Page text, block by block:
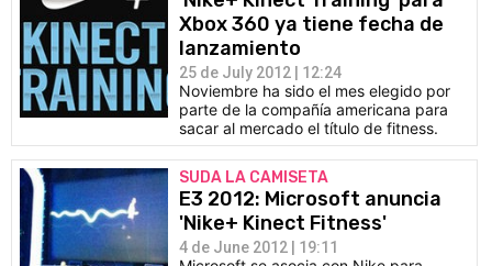
Xbox 360 ya tiene fecha de
lanzamiento
25 de July 2012 | 12:24
Noviembre ha sido el mes elegido por
parte de la compañía americana para
sacar al mercado el título de fitness.
SUDA LA CAMISETA
E3 2012: Microsoft anuncia
'Nike+ Kinect Fitness'
4 de June 2012 | 19:11